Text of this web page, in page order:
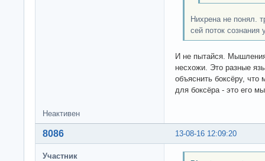
Нихрена не понял.
сей поток сознания
И не пытайся.
несхожи. Это разные
объяснить боксёру, что
для боксёра - это его
Неактивен
13-08-16 12:09:20
8086
Участник